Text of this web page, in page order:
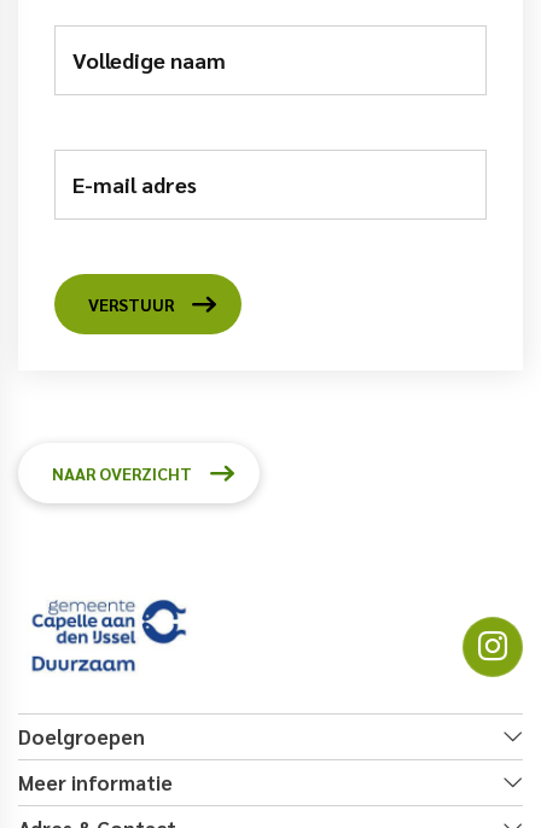
Volledige naam
E-mail adres
VERSTUUR
NAAR OVERZICHT
Doelgroepen
Meer informatie